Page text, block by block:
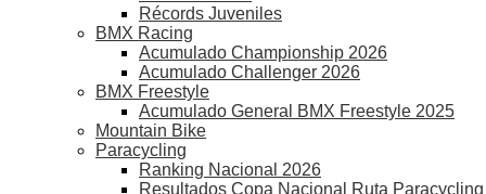
Récords Juveniles
BMX Racing
Acumulado Championship 2026
Acumulado Challenger 2026
BMX Freestyle
Acumulado General BMX Freestyle 2025
Mountain Bike
Paracycling
Ranking Nacional 2026
Resultados Copa Nacional Ruta